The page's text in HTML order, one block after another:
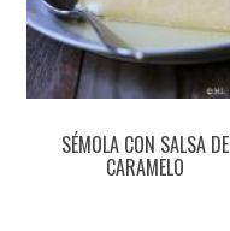
SÉMOLA CON SALSA DE
CARAMELO